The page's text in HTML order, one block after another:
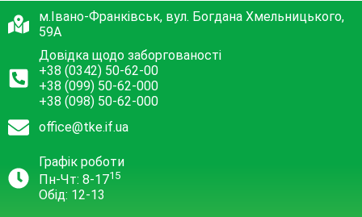
м.Івано-Франківськ, вул. Богдана Хмельницького,
59А
Довідка щодо заборгованості
+38 (0342) 50-62-00
+38 (099) 50-62-000
+38 (098) 50-62-000
office@tke.if.ua
Графік роботи
Пн-Чт: 8-1715
Обід: 12-13